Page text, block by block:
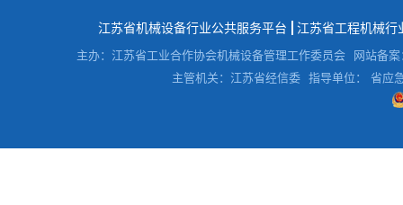
江苏省机械设备行业公共服务平台 江苏省工程机械行
主办：江苏省工业合作协会机械设备管理工作委员会
网站备案
主管机关：江苏省经信委 指导单位： 省应